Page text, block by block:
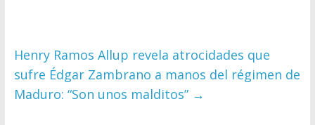
Henry Ramos Allup revela atrocidades que
sufre Édgar Zambrano a manos del régimen de
Maduro: “Son unos malditos” →